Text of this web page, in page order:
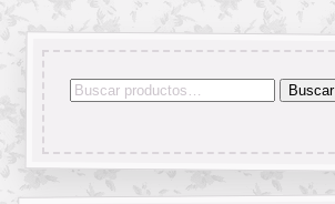
Buscar
Buscar